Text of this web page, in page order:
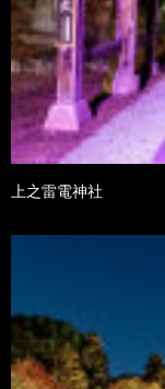
上之雷電神社